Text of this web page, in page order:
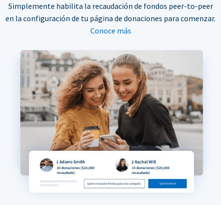
Simplemente habilita la recaudación de fondos peer-to-peer
en la configuración de tu página de donaciones para comenzar.
Conoce más